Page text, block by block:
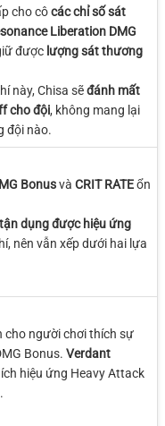
cho côcác chỉ số sát
Liberation DMG
được lượng sát thương
này, Chisa sẽđánh mất
cho đội, không mang lại
đội nào.
Bonusvà CRIT RATEổn
dụng được hiệu ứng
nên vẫn xếp dưới hai lựa
cho người chơi thích sự
Bonus. Verdant
hiệu ứng Heavy Attack